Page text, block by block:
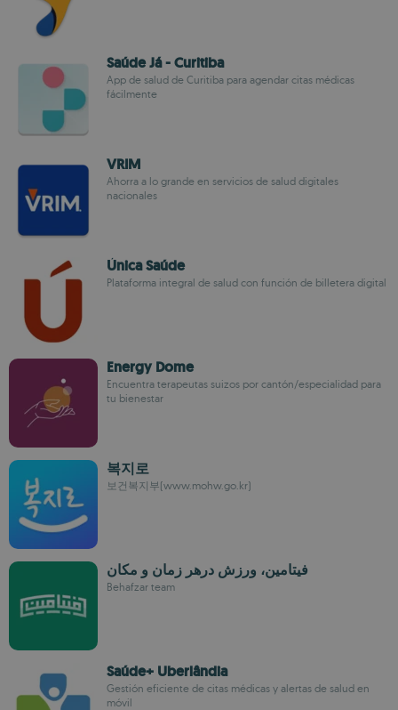
Saúde Já - Curitiba
App de salud de Curitiba para agendar citas médicas
fácilmente
VRIM
Ahorra a lo grande en servicios de salud digitales
nacionales
Única Saúde
Plataforma integral de salud con función de billetera digital
Energy Dome
Encuentra terapeutas suizos por cantón/especialidad para
tu bienestar
복지로
보건복지부(www.mohw.go.kr)
فیتامین، ورزش درهر زمان و مکان
Behafzar team
Saúde+ Uberlândia
Gestión eficiente de citas médicas y alertas de salud en
móvil